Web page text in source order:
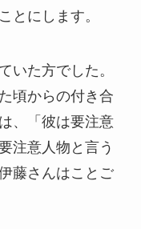
とにします。
いた方でした。
頃からの付き合
、「彼は要注意
注意人物と言う
藤さんはことご